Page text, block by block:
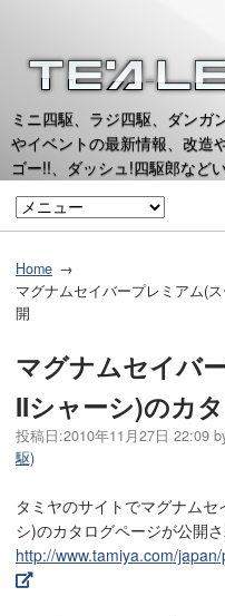
ミニ四駆、ラジ四駆、ダンガ
やイベントの最新情報、改造
ゴー!!、ダッシュ!四駆郎など
Home
マグナムセイバープレミアム(
開
マグナムセイバ
IIシャーシ)のカ
投稿日:2010年11月27日 22:09
駆)
タミヤのサイトでマグナム
シ)のカタログページが公開さ
http://www.tamiya.com/